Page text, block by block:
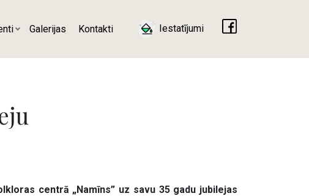
Galerijas Kontakti Iestatījumi
centrā „Namīns” uz savu 35 gadu jubilejas